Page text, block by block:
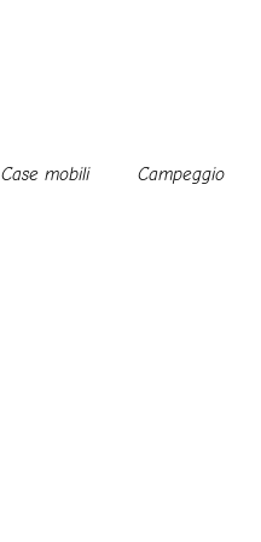
Case mobili Campeggio